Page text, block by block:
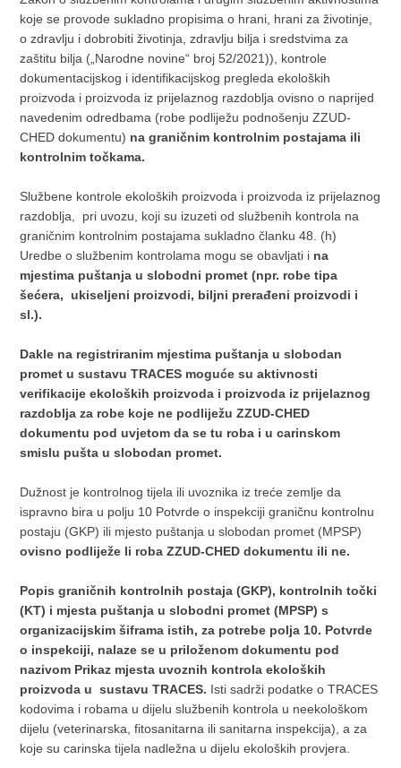
koje se provode sukladno propisima o hrani, hrani za životinje,
o zdravlju i dobrobiti životinja, zdravlju bilja i sredstvima za
zaštitu bilja („Narodne novine“ broj 52/2021)), kontrole
dokumentacijskog i identifikacijskog pregleda ekoloških
proizvoda i proizvoda iz prijelaznog razdoblja ovisno o naprijed
navedenim odredbama (robe podliježu podnošenju ZZUD-
CHED dokumentu) na graničnim kontrolnim postajama ili
kontrolnim točkama.
Službene kontrole ekoloških proizvoda i proizvoda iz prijelaznog
razdoblja, pri uvozu, koji su izuzeti od službenih kontrola na
graničnim kontrolnim postajama sukladno članku 48. (h)
Uredbe o službenim kontrolama mogu se obavljati i na
mjestima puštanja u slobodni promet (npr. robe tipa
šećera, ukiseljeni proizvodi, biljni prerađeni proizvodi i
sl.).
Dakle na registriranim mjestima puštanja u slobodan
promet u sustavu TRACES moguće su aktivnosti
verifikacije ekoloških proizvoda i proizvoda iz prijelaznog
razdoblja za robe koje ne podliježu ZZUD-CHED
dokumentu pod uvjetom da se tu roba i u carinskom
smislu pušta u slobodan promet.
Dužnost je kontrolnog tijela ili uvoznika iz treće zemlje da
ispravno bira u polju 10 Potvrde o inspekciji graničnu kontrolnu
postaju (GKP) ili mjesto puštanja u slobodan promet (MPSP)
ovisno podliježe li roba ZZUD-CHED dokumentu ili ne.
Popis graničnih kontrolnih postaja (GKP), kontrolnih točki
(KT) i mjesta puštanja u slobodni promet (MPSP) s
organizacijskim šiframa istih, za potrebe polja 10. Potvrde
o inspekciji, nalaze se u priloženom dokumentu pod
nazivom Prikaz mjesta uvoznih kontrola ekoloških
proizvoda u sustavu TRACES. Isti sadrži podatke o TRACES
kodovima i robama u dijelu službenih kontrola u neekološkom
dijelu (veterinarska, fitosanitarna ili sanitarna inspekcija), a za
koje su carinska tijela nadležna u dijelu ekoloških provjera.